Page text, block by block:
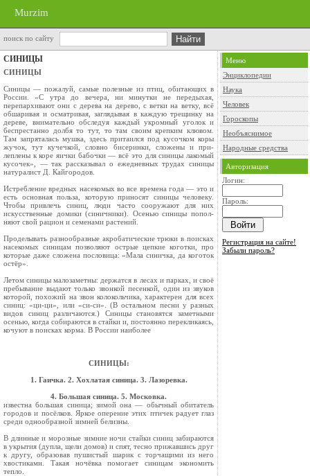
Murzim
поиск по сайту
СИНИЦЫ
СИНИЦЫ
Синицы — пожалуй, самые полезные из птиц, обитающих в
России. «С утра до вечера, ни минутки не передыхая,
перепархивают они с дерева на дерево, с ветки на ветку, всё
обшаривая и осматривая, заглядывая в каждую трещинку на
дереве, внимательно обследуя каждый укром­ный уголок и
беспрестанно долбя то тут, то там своим крепким клювом.
Там запряталась муш­ка, здесь притаился под кусочком коры
жучок, тут кучечкой, словно бисеринки, сложены и при­
леплены к коре яички бабочки — всё это для синицы лакомый
кусочек», — так рассказывал о ежедневных трудах синицы
натуралист Д. Кайгородов.
Истребление вредных насекомых во все вре­мена года — это и
есть основная польза, которую приносят синицы человеку.
Чтобы привлечь синиц, люди часто сооружают для них
искусствен­ные домики (синичники). Осенью синицы попол­
няют свой рацион и семенами растений.
Проделывать разнообразные акробатические трюки в поисках
насекомых синицам позволяют острые цепкие коготки, про
которые даже сло­жена пословица: «Мала синичка, да коготок
остёр».
Летом синицы малозаметны: держатся в ле­сах и парках, и своё
пребывание выдают только звонкой песенкой, один из звуков
которой, по­хожий на звон колокольчика, характерен для всех
синиц: «ци-ци», или «си-си». (В остальном песни у разных
видов синиц различаются.) Си­ницы становятся заметными
осенью, когда соби­раются в стайки и, постоянно перекликаясь,
кочуют в поисках корма. В России наиболее
СИНИЦЫ:
1. Гаичка. 2. Хохлатая синица. 3. Лазоревка.
4. Большая синица. 5. Московка.
известна большая синица; зимой она — обычный обитатель
городов и посёлков. Яркое оперение этих птичек радует глаз
среди однообразной зим­ней белизны.
В длинные и морозные зимние ночи стайки синиц забираются
в укрытия (дупла, щели до­мов) и спят, тесно прижавшись друг
к другу, образовав пушистый шарик с торчащими из него
хвостиками. Такая ночёвка помогает синицам экономить
тепло.
Меню
Энциклопедии
Наука
Человек
Гороскопы
Необъяснимое
Народные средства
Авторизация
Логин:
Пароль:
Регистрация на сайте!
Забыли пароль?